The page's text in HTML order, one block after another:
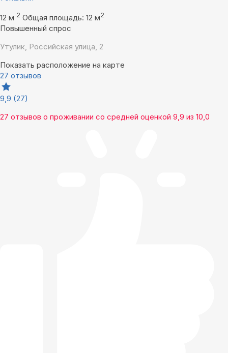
12 м 2 Общая площадь: 12 м2
Повышенный спрос
Утулик, Российская улица, 2
Показать расположение на карте
27 отзывов
9,9 (27)
27 отзывов о проживании со средней оценкой 9,9 из 10,0